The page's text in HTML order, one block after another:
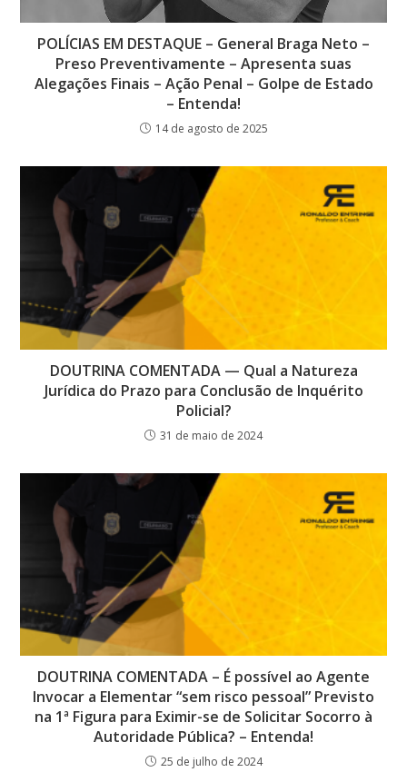
POLÍCIAS EM DESTAQUE – General Braga Neto –
Preso Preventivamente – Apresenta suas
Alegações Finais – Ação Penal – Golpe de Estado
– Entenda!
14 de agosto de 2025
DOUTRINA COMENTADA — Qual a Natureza
Jurídica do Prazo para Conclusão de Inquérito
Policial?
31 de maio de 2024
DOUTRINA COMENTADA – É possível ao Agente
Invocar a Elementar “sem risco pessoal” Previsto
na 1ª Figura para Eximir-se de Solicitar Socorro à
Autoridade Pública? – Entenda!
25 de julho de 2024